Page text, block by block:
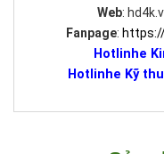
Web:
Fanpage:
Hotlinhe
Hotlinhe Kỹ